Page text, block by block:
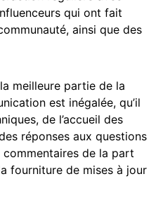
qui ont fait
ainsi que des
meilleure partie de la
est inégalée, qu’il
de l’accueil des
réponses aux questions
commentaires de la part
fourniture de mises à jour